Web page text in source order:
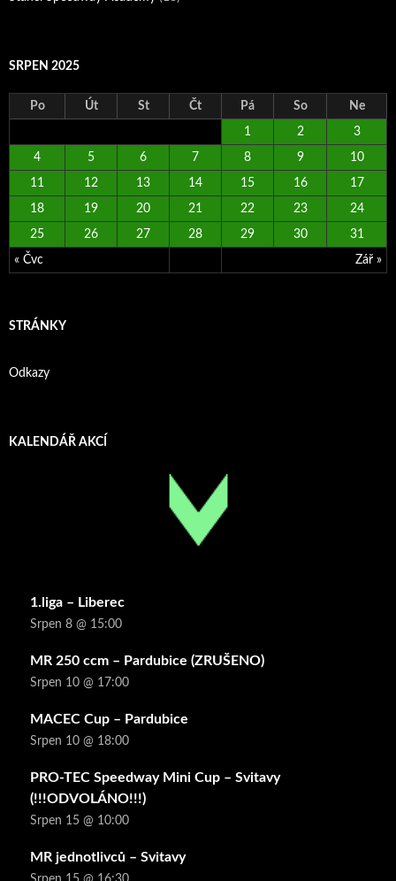
SRPEN 2025
Po Út St Čt Pá So Ne
« Čvc Zář »
1 2 3
4 5 6 7 8 9 10
11 12 13 14 15 16 17
18 19 20 21 22 23 24
25 26 27 28 29 30 31
STRÁNKY
Odkazy
KALENDÁŘ AKCÍ
1.liga – Liberec
Srpen 8 @ 15:00
MR 250 ccm – Pardubice (ZRUŠENO)
Srpen 10 @ 17:00
MACEC Cup – Pardubice
Srpen 10 @ 18:00
PRO-TEC Speedway Mini Cup – Svitavy
(!!!ODVOLÁNO!!!)
Srpen 15 @ 10:00
MR jednotlivců – Svitavy